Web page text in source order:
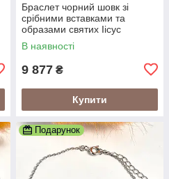
Браслет чорний шовк зі
срібними вставками та
образами святих Іісус
Христос
В наявності
9 877 ₴
Купити
Подарунок